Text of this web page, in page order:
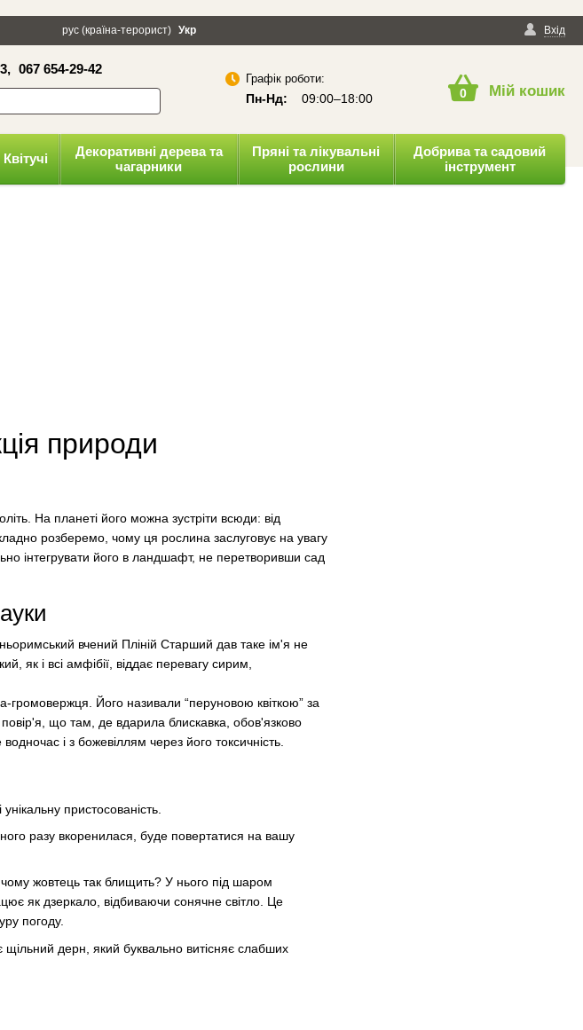
Політика конфіденційності Вхід
рус (країна-терорист) Укр
067 654-29-42
Графік роботи:
Пн-Нд: 09:00–18:00 0 Мій кошик
Квітучі
Декоративні дерева та
чагарники
Пряні та лікувальні
рослини
Добрива та садовий
інструмент
природи
На планеті його можна зустріти всюди: від
розберемо, чому ця рослина заслуговує на увагу
інтегрувати його в ландшафт, не перетворивши сад
вчений Пліній Старший дав таке ім'я не
як і всі амфібії, віддає перевагу сирим,
громовержця. Його називали “перуновою квіткою” за
що там, де вдарила блискавка, обов'язково
і з божевіллям через його токсичність.
пристосованість.
разу вкоренилася, буде повертатися на вашу
жовтець так блищить? У нього під шаром
як дзеркало, відбиваючи сонячне світло. Це
погоду.
дерн, який буквально витісняє слабших